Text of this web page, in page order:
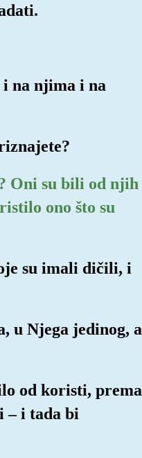
na njima i na
Oni su bili od njih
ono što su
su imali dičili, i
u Njega jedinog, a
od koristi, prema
– i tada bi